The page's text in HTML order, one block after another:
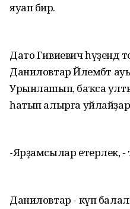
яуап бирә.
Дато Гивиевич һүҙендә
Даниловтар Йәлембәт
Урынлашып, баҡса
һатып алырға
-Ярҙамсылар етерлек,
Даниловтар - күп